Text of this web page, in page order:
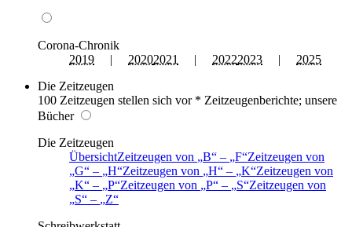
Corona-Chronik
2019 | 20202021 | 20222023 | 2025
Die Zeitzeugen
100 Zeitzeugen stellen sich vor * Zeitzeugenberichte; unsere
Bücher
Die Zeitzeugen
ÜbersichtZeitzeugen von B – F Zeitzeugen von
G
– H Zeitzeugen von H – K Zeitzeugen von
K
– P Zeitzeugen von P – S Zeitzeugen von
S
–
Z